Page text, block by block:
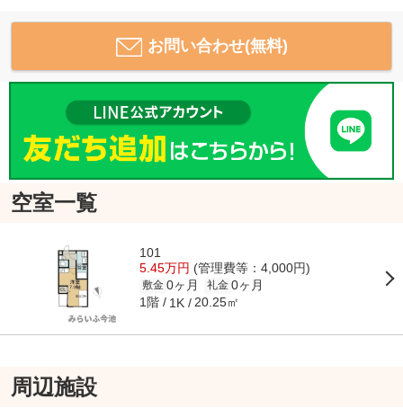
お問い合わせ(無料)
空室一覧
101
5.45万円 (管理費等：4,000円)
敷金 0ヶ月 礼金 0ヶ月
1階 1K 20.25㎡
周辺施設